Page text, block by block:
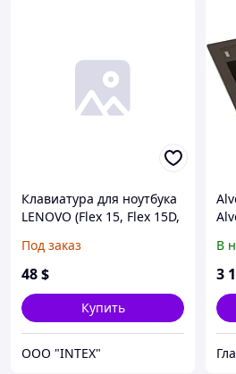
Клавиатура для ноутбука
LENOVO (Flex 15, Flex 15D,
black, silver frame,
подсветка клавиш
Под заказ
48$
Купить
OOO "INTEX"
В
3